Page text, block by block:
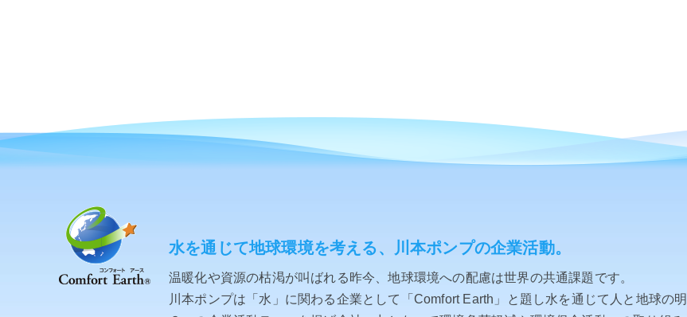
水を通じて地球環境を考える、川本ポンプの企業活動。
温暖化や資源の枯渇が叫ばれる昨今、地球環境への配慮は世界の共通課題です。
川本ポンプは「水」に関わる企業として「Comfort Earth」と題し水を通じて人と地球の